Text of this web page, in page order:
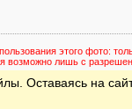
этого фото:
возможно лишь с
Оставаясь на